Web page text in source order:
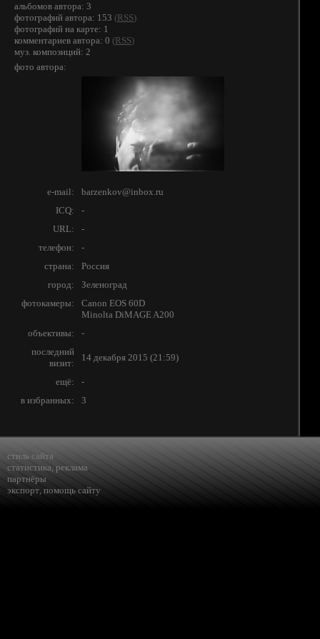
альбомов автора: 3
фотографий автора: 153 (RSS)
фотографий на карте: 1
комментариев автора: 0 (RSS)
муз. композиций: 2
фото автора:
e-mail:
barzenkov@inbox.ru
ICQ:
-
URL:
-
телефон:
-
страна:
Россия
город:
Зеленоград
фотокамеры:
Canon EOS 60D
Minolta DiMAGE A200
объективы:
-
последний
визит:
14 декабря 2015 (21:59)
ещё:
-
в избранных:
3
стиль сайта
статистика, реклама
партнёры
экспорт, помощь сайту